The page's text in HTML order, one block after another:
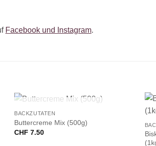
Facebook und Instagram.
+
NICHT VORRÄTIG
BACKZUTATEN
Buttercreme Mix (500g)
CHF 7.50